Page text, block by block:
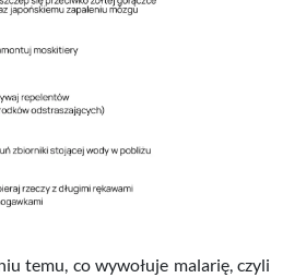
temu, co wywołuje malarię, czyli